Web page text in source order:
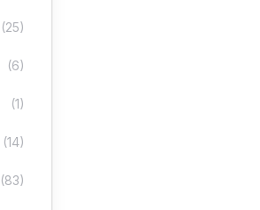
(25)
(6)
(1)
(14)
(83)